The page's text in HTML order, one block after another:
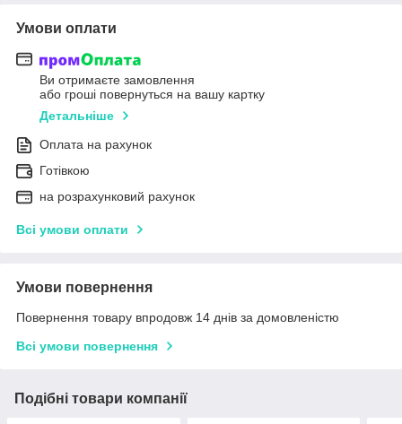
Умови оплати
Ви отримаєте замовлення
або гроші повернуться на вашу картку
Детальніше
Оплата на рахунок
Готівкою
на розрахунковий рахунок
Всі умови оплати
Умови повернення
Повернення товару впродовж 14 днів за домовленістю
Всі умови повернення
Подібні товари компанії